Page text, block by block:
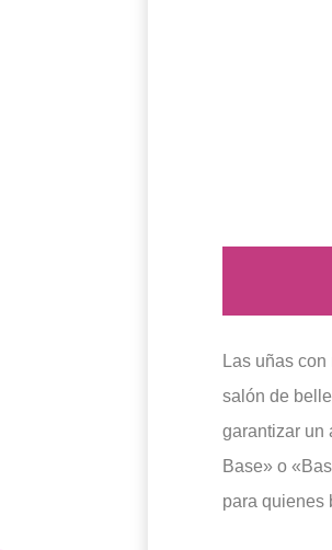
Las uñas
salón de
garantizar un
Base» o
para quienes